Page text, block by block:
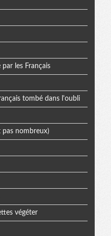
les Français
tombé dans l'oubli
pas nombreux)
végéter